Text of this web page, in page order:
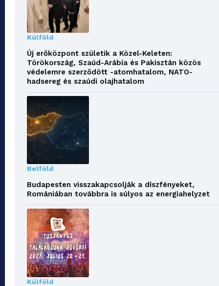
Külföld
Új erőközpont születik a Közel-Keleten:
Törökország, Szaúd-Arábia és Pakisztán közös
védelemre szerződött -atomhatalom, NATO-
hadsereg és szaúdi olajhatalom
Belföld
Budapesten visszakapcsolják a díszfényeket,
Romániában továbbra is súlyos az energiahelyzet
Külföld